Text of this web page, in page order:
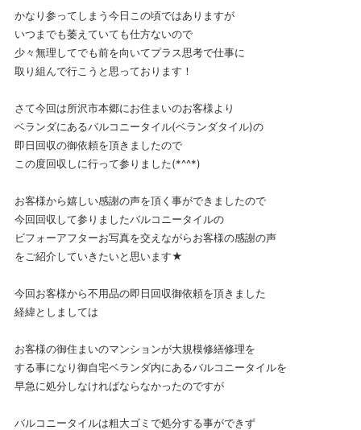
かなり参ってしまう今日この頃ではありますが
いつまでも萎えていても仕方ないので
少々無理してでも前を向いてプラス思考で仕事に
取り組んで行こうと思っております！
さて今回は所沢市本郷にお住まいのお客様より
ベランダにあるバルコニータイル(ベランダタイル)の
即日回収の御依頼を頂きましたので
この度回収しに行って参りました(*^^*)
お客様から嬉しい感謝の声を頂く事ができましたので
今回回収して参りましたバルコニータイルの
ビフォーアフターお写真を交えながらお客様の感謝の声
をご紹介していきたいと思います★
今回お客様から不用品の即日回収御依頼を頂きました
経緯としましては
お客様の御住まいのマンションが大規模修繕修理を
する事になり御自宅ベランダ内にあるバルコニータイルを
早急に処分しなければならなかったのですが
バルコニータイルは粗大ゴミで処分する事ができず